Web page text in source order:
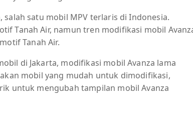
salah satu mobil MPV terlaris di Indonesia.
Tanah Air, namun tren modifikasi mobil
Tanah Air.
di Jakarta, modifikasi mobil Avanza lama
mobil yang mudah untuk dimodifikasi,
untuk mengubah tampilan mobil Avanza